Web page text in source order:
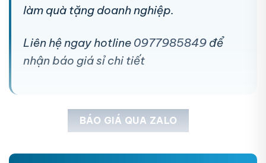
làm quà tặng doanh nghiệp.
Liên hệ ngay hotline 0977985849 để
nhận báo giá sỉ chi tiết
BÁO GIÁ QUA ZALO